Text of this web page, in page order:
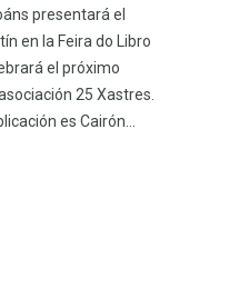
presentará el
en la Feira do Libro
el próximo
25 Xastres.
es Cairón...